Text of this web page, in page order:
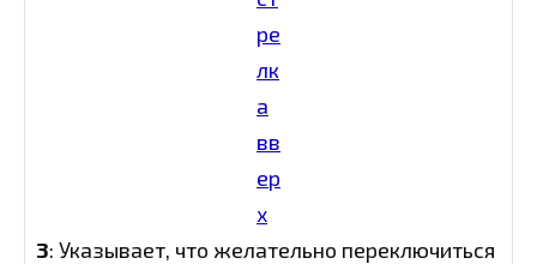
3: Указывает, что желательно переключиться